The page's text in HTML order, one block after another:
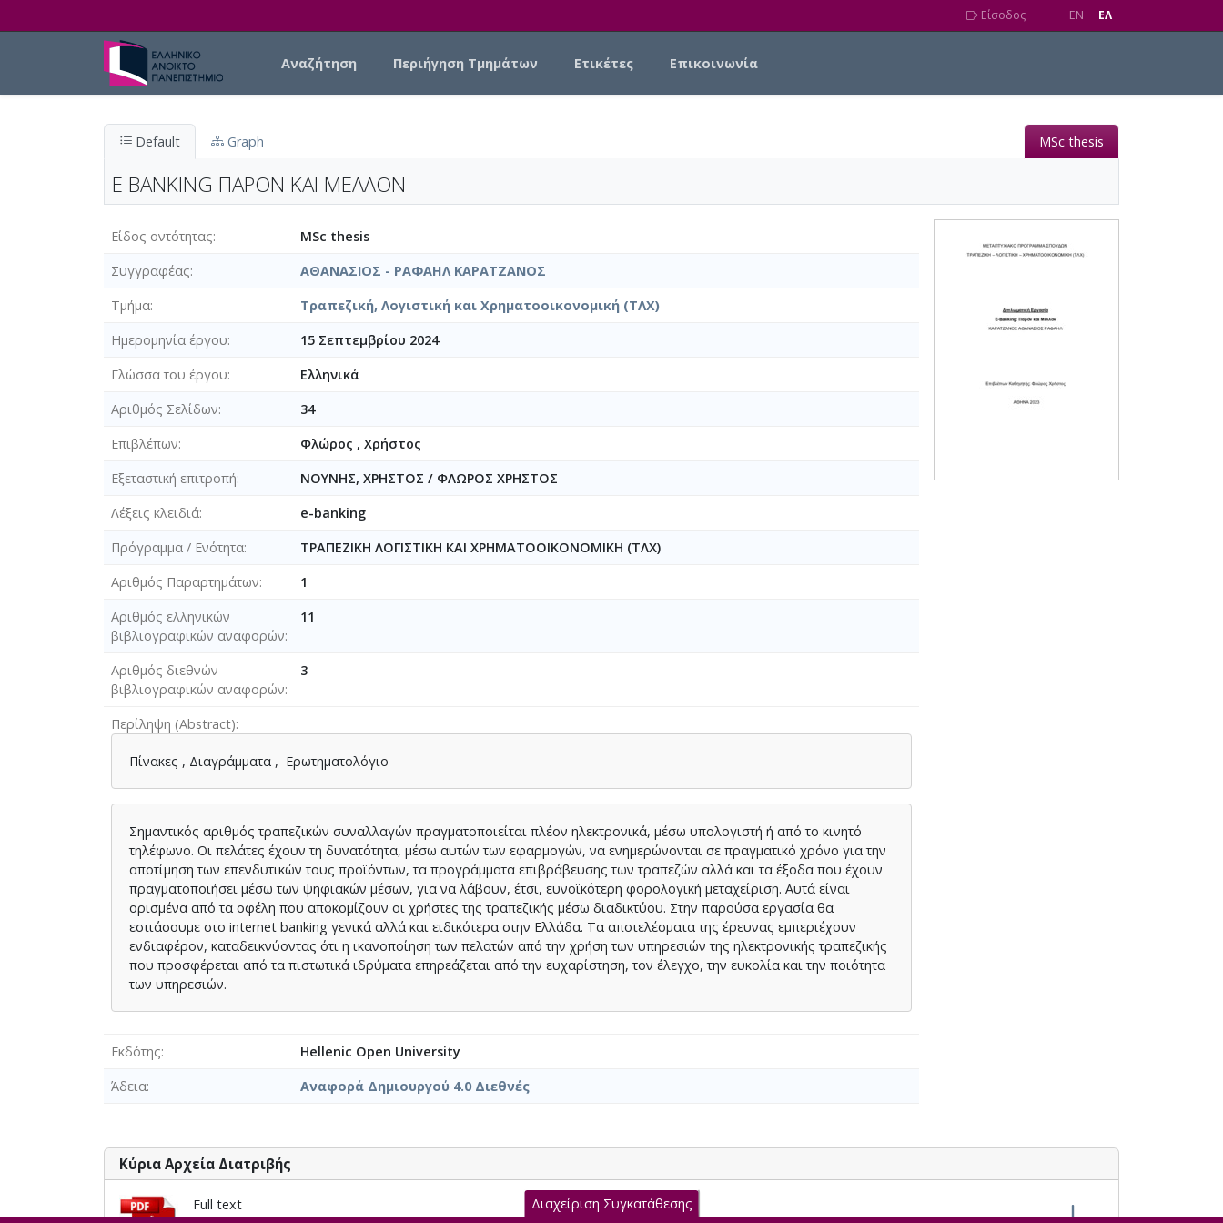
Είσοδος EN EΛ
Αναζήτηση Περιήγηση Τμημάτων Ετικέτες Επικοινωνία
Default Graph MSc thesis
E BANKING ΠΑΡΟΝ ΚΑΙ ΜΕΛΛΟΝ
Είδος οντότητας
MSc thesis
Συγγραφέας
ΑΘΑΝΑΣΙΟΣ - ΡΑΦΑΗΛ ΚΑΡΑΤΖΑΝΟΣ
Τμήμα
Τραπεζική, Λογιστική και Χρηματοοικονομική (ΤΛΧ)
Ημερομηνία έργου
15 Σεπτεμβρίου 2024
Γλώσσα του έργου
Ελληνικά
Αριθμός Σελίδων
34
Επιβλέπων
Φλώρος , Χρήστος
Εξεταστική επιτροπή
ΝΟΥΝΗΣ, ΧΡΗΣΤΟΣ / ΦΛΩΡΟΣ ΧΡΗΣΤΟΣ
Λέξεις κλειδιά
e-banking
Πρόγραμμα / Ενότητα
ΤΡΑΠΕΖΙΚΗ ΛΟΓΙΣΤΙΚΗ ΚΑΙ ΧΡΗΜΑΤΟΟΙΚΟΝΟΜΙΚΗ (ΤΛΧ)
Αριθμός Παραρτημάτων
1
Αριθμός ελληνικών
βιβλιογραφικών αναφορών
11
Αριθμός διεθνών
βιβλιογραφικών αναφορών
3
Περίληψη (Abstract)
Πίνακες , Διαγράμματα , Ερωτηματολόγιο
Σημαντικός αριθμός τραπεζικών συναλλαγών πραγματοποιείται πλέον ηλεκτρονικά, μέσω υπολογιστή ή από το κινητό
τηλέφωνο. Οι πελάτες έχουν τη δυνατότητα, μέσω αυτών των εφαρμογών, να ενημερώνονται σε πραγματικό χρόνο για την
αποτίμηση των επενδυτικών τους προϊόντων, τα προγράμματα επιβράβευσης των τραπεζών αλλά και τα έξοδα που έχουν
πραγματοποιήσει μέσω των ψηφιακών μέσων, για να λάβουν, έτσι, ευνοϊκότερη φορολογική μεταχείριση. Αυτά είναι
ορισμένα από τα οφέλη που αποκομίζουν οι χρήστες της τραπεζικής μέσω διαδικτύου. Στην παρούσα εργασία θα
εστιάσουμε στο internet banking γενικά αλλά και ειδικότερα στην Ελλάδα. Τα αποτελέσματα της έρευνας εμπεριέχουν
ενδιαφέρον, καταδεικνύοντας ότι η ικανοποίηση των πελατών από την χρήση των υπηρεσιών της ηλεκτρονικής τραπεζικής
που προσφέρεται από τα πιστωτικά ιδρύματα επηρεάζεται από την ευχαρίστηση, τον έλεγχο, την ευκολία και την ποιότητα
των υπηρεσιών.
Εκδότης
Hellenic Open University
Άδεια
Αναφορά Δημιουργού 4.0 Διεθνές
Κύρια Αρχεία Διατριβής
Full text
Διαχείριση Συγκατάθεσης